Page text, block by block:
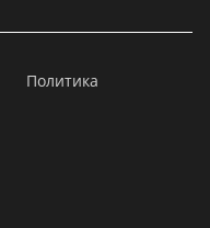
Политика